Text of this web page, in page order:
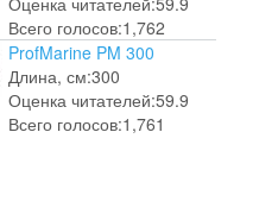
Всего голосов:1,762
ProfMarine PM 300
Длина, см:300
Оценка читателей:59.9
Всего голосов:1,761